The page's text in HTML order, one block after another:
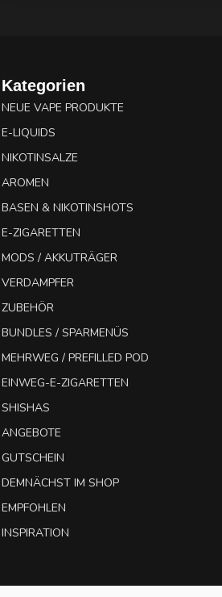
Kategorien
NEUE VAPE PRODUKTE
E-LIQUIDS
NIKOTINSALZE
AROMEN
BASEN & NIKOTINSHOTS
E-ZIGARETTEN
MODS / AKKUTRÄGER
VERDAMPFER
ZUBEHÖR
BUNDLES / SPARMENÜS
MEHRWEG / PREFILLED POD
EINWEG-E-ZIGARETTEN
SHISHAS
ANGEBOTE
GUTSCHEIN
DEMNÄCHST IM SHOP
EMPFOHLEN
INSPIRATION